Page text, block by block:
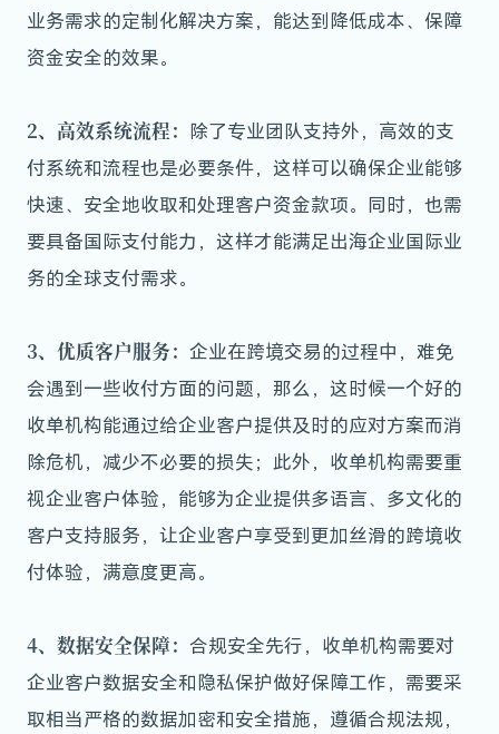
业务需求的定制化解决方案，能达到降低成本、保障
资金安全的效果。
2、高效系统流程： 除了专业团队支持外，高效的支
付系统和流程也是必要条件，这样可以确保企业能够
快速、安全地收取和处理客户资金款项。同时，也需
要具备国际支付能力，这样才能满足出海企业国际业
务的全球支付需求。
3、优质客户服务： 企业在跨境交易的过程中，难免
会遇到一些收付方面的问题，那么，这时候一个好的
收单机构能通过给企业客户提供及时的应对方案而消
除危机，减少不必要的损失；此外，收单机构需要重
视企业客户体验，能够为企业提供多语言、多文化的
客户支持服务，让企业客户享受到更加丝滑的跨境收
付体验，满意度更高。
4、数据安全保障： 合规安全先行，收单机构需要对
企业客户数据安全和隐私保护做好保障工作，需要采
取相当严格的数据加密和安全措施，遵循合规法规，